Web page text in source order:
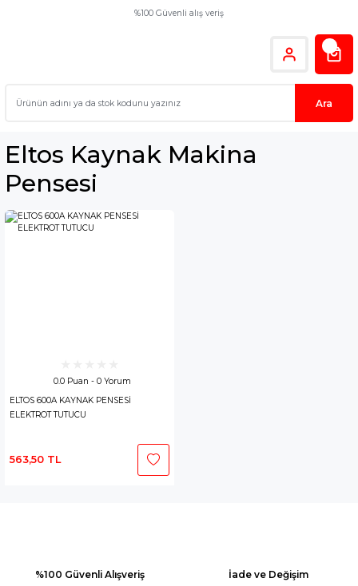
%100 Güvenli alış veriş
Ara
Eltos Kaynak Makina
Pensesi
0.0 Puan - 0 Yorum
ELTOS 600A KAYNAK PENSESİ
ELEKTROT TUTUCU
563,50 TL
%100 Güvenli Alışveriş İade ve Değişim